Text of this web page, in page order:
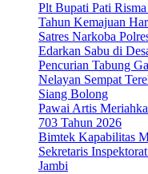
Plt Bupati Pati
Tahun Kemajuan
Satres Narkoba
Edarkan Sabu di
Pencurian Tabung
Nelayan Sempat
Siang Bolong
Pawai Artis
703 Tahun 2026
Bimtek Kapabilitas
Sekretaris
Jambi